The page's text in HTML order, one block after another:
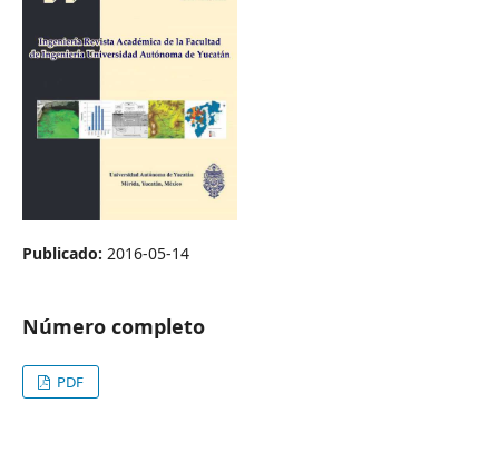
Publicado: 2016-05-14
Número completo
PDF